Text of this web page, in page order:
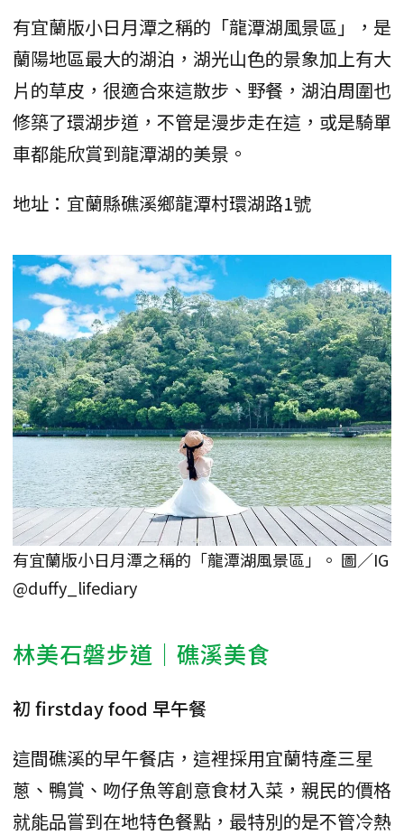
有宜蘭版小日月潭之稱的「龍潭湖風景區」，是
蘭陽地區最大的湖泊，湖光山色的景象加上有大
片的草皮，很適合來這散步、野餐，湖泊周圍也
修築了環湖步道，不管是漫步走在這，或是騎單
車都能欣賞到龍潭湖的美景。
地址：宜蘭縣礁溪鄉龍潭村環湖路1號
有宜蘭版小日月潭之稱的「龍潭湖風景區」。 圖／IG
@duffy_lifediary
林美石磐步道｜礁溪美食
初 firstday food 早午餐
這間礁溪的早午餐店，這裡採用宜蘭特產三星
蔥、鴨賞、吻仔魚等創意食材入菜，親民的價格
就能品嘗到在地特色餐點，最特別的是不管冷熱